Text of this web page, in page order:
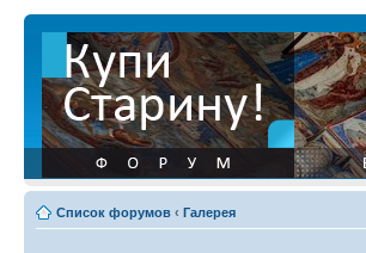
Список форумов ‹ Галерея